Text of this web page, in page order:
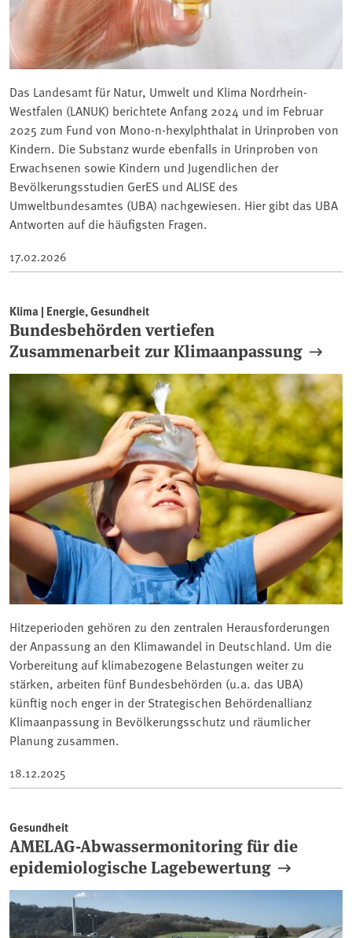
Das Landesamt für Natur, Umwelt und Klima Nordrhein-
Westfalen (LANUK) berichtete Anfang 2024 und im Februar
2025 zum Fund von Mono-n-hexylphthalat in Urinproben von
Kindern. Die Substanz wurde ebenfalls in Urinproben von
Erwachsenen sowie Kindern und Jugendlichen der
Bevölkerungsstudien GerES und ALISE des
Umweltbundesamtes (UBA) nachgewiesen. Hier gibt das UBA
Antworten auf die häufigsten Fragen.
17.02.2026
Klima | Energie, Gesundheit
Bundesbehörden vertiefen
Zusammenarbeit zur Klimaanpassung
Hitzeperioden gehören zu den zentralen Herausforderungen
der Anpassung an den Klimawandel in Deutschland. Um die
Vorbereitung auf klimabezogene Belastungen weiter zu
stärken, arbeiten fünf Bundesbehörden (u.a. das UBA)
künftig noch enger in der Strategischen Behördenallianz
Klimaanpassung in Bevölkerungsschutz und räumlicher
Planung zusammen.
18.12.2025
Gesundheit
AMELAG-Abwassermonitoring für die
epidemiologische Lagebewertung